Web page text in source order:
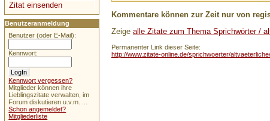
Kommentare können zur Zeit nur von
Zeige alle Zitate zum Thema Sprichwörter /
Permanenter Link dieser Seite:
http://www.zitate-online.de/sprichwoerter/
Zitat einsenden
Benutzeranmeldung
Benutzer (oder E-Mail):
Kennwort:
Kennwort vergessen?
Mitglieder können ihre
Lieblingszitate verwalten, im
Forum diskutieren u.v.m. ...
Schon angemeldet?
Mitgliederliste